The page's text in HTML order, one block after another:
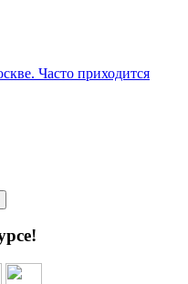
Часто приходится